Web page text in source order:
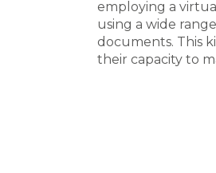
employing a
using a wide
documents. This
their capacity to